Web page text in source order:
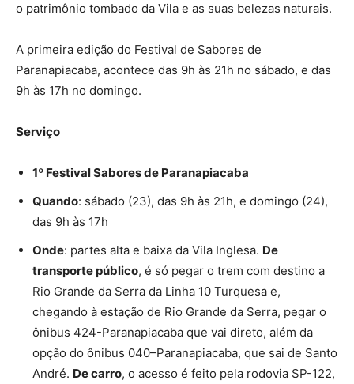
o patrimônio tombado da Vila e as suas belezas naturais.
A primeira edição do Festival de Sabores de
Paranapiacaba, acontece das 9h às 21h no sábado, e das
9h às 17h no domingo.
Serviço
1º Festival Sabores de Paranapiacaba
Quando: sábado (23), das 9h às 21h, e domingo (24),
das 9h às 17h
Onde: partes alta e baixa da Vila Inglesa. De
transporte público, é só pegar o trem com destino a
Rio Grande da Serra da Linha 10 Turquesa e,
chegando à estação de Rio Grande da Serra, pegar o
ônibus 424-Paranapiacaba que vai direto, além da
opção do ônibus 040–Paranapiacaba, que sai de Santo
André. De carro, o acesso é feito pela rodovia SP-122,